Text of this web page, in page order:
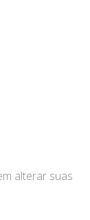
alterar suas